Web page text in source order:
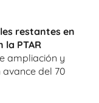
restantes en
PTAR
ampliación y
del 70